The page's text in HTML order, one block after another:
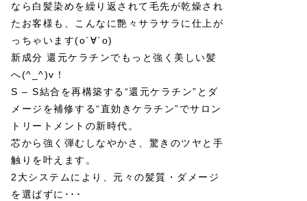
なら白髪染めを繰り返されて毛先が乾燥され
たお客様も、こんなに艶々サラサラに仕上が
っちゃいます(о´∀`о)
新成分 還元ケラチンでもっと強く美しい髪
へ(^_^)v！
S – S結合を再構築する“還元ケラチン”とダ
メージを補修する“直効きケラチン”でサロン
トリートメントの新時代。
芯から強く弾むしなやかさ、驚きのツヤと手
触りを叶えます。
2大システムにより、元々の髪質・ダメージ
を選ばずに･･･